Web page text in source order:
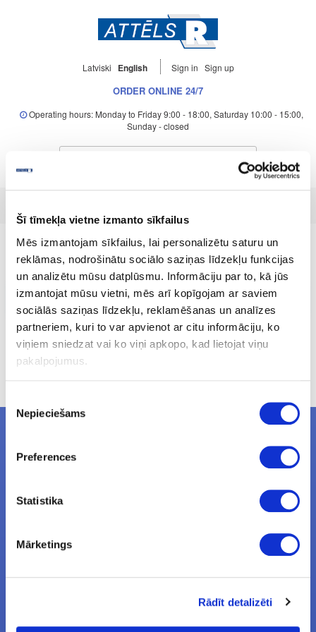
Šī tīmekļa vietne izmanto sīkfailus
Mēs izmantojam sīkfailus, lai personalizētu saturu un
reklāmas, nodrošinātu sociālo saziņas līdzekļu funkcijas
un analizētu mūsu datplūsmu. Informāciju par to, kā jūs
izmantojat mūsu vietni, mēs arī kopīgojam ar saviem
sociālās saziņas līdzekļu, reklamēšanas un analīzes
partneriem, kuri to var apvienot ar citu informāciju, ko
viņiem sniedzat vai ko viņi apkopo, kad lietojat viņu
pakalpojumus.
izvēle
Nepieciešams
Preferences
Statistika
Mārketings
Rādīt detalizēti
Latviski English Sign in Sign up
ORDER ONLINE 24/7
Operating hours: Monday to Friday 9:00 - 18:00, Saturday 10:00 - 15:00,
Sunday - closed
Forgot password?
E-mail
NEWSLETTERS
NEWS
Galda kājas RIEX ER60